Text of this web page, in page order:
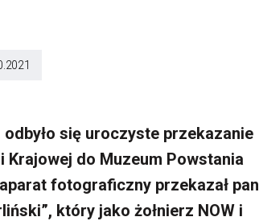
odbyło się uroczyste przekazanie
Krajowej do Muzeum Powstania
fotograficzny przekazał pan
który jako żołnierz NOW i